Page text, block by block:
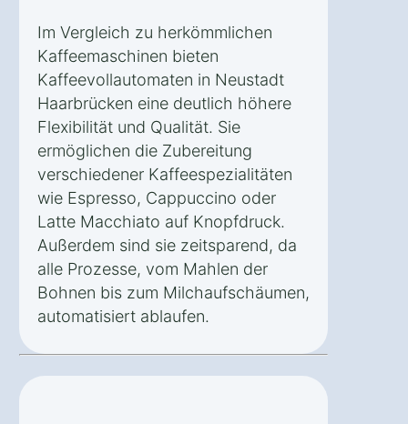
Im Vergleich zu herkömmlichen
Kaffeemaschinen bieten
Kaffeevollautomaten in Neustadt
Haarbrücken eine deutlich höhere
Flexibilität und Qualität. Sie
ermöglichen die Zubereitung
verschiedener Kaffeespezialitäten
wie Espresso, Cappuccino oder
Latte Macchiato auf Knopfdruck.
Außerdem sind sie zeitsparend, da
alle Prozesse, vom Mahlen der
Bohnen bis zum Milchaufschäumen,
automatisiert ablaufen.